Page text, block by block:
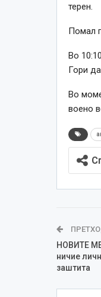
терен.
Помал
Во
Гори
Во
воено
НОВИТЕ
ничие
заштита